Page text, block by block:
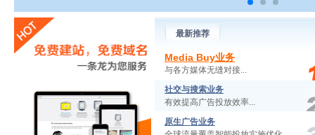
最新推荐
Media Buy业务
与各方媒体无缝对接...
社交与搜索业务
有效提高广告投放效率...
原生广告业务